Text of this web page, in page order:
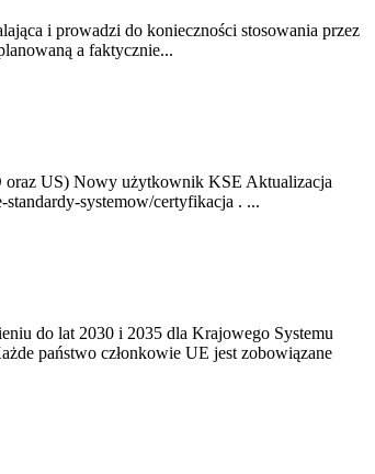
i prowadzi do konieczności stosowania przez
a faktycznie...
oraz US) Nowy użytkownik KSE Aktualizacja
systemow/certyfikacja . ...
do lat 2030 i 2035 dla Krajowego Systemu
państwo członkowie UE jest zobowiązane